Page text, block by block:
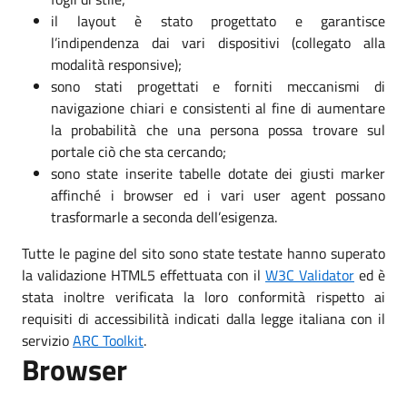
il layout è stato progettato e garantisce
l’indipendenza dai vari dispositivi (collegato alla
modalità responsive);
sono stati progettati e forniti meccanismi di
navigazione chiari e consistenti al fine di aumentare
la probabilità che una persona possa trovare sul
portale ciò che sta cercando;
sono state inserite tabelle dotate dei giusti marker
affinché i browser ed i vari user agent possano
trasformarle a seconda dell’esigenza.
Tutte le pagine del sito sono state testate hanno superato
la validazione HTML5 effettuata con il W3C Validator ed è
stata inoltre verificata la loro conformità rispetto ai
requisiti di accessibilità indicati dalla legge italiana con il
servizioARC Toolkit.
Browser